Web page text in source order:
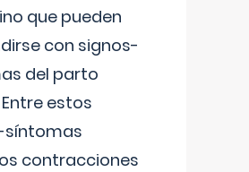
que pueden
con signos-
del parto
estos
síntomas
contracciones